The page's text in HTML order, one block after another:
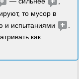
то мусор в
и испытаниями
как